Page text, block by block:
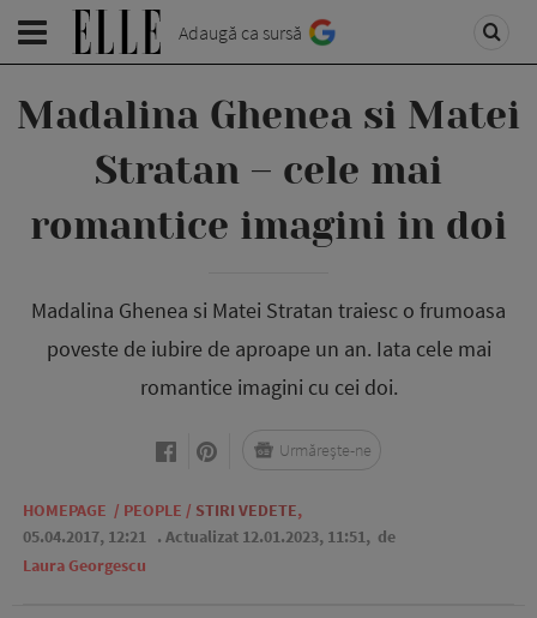
Adaugă ca sursă
Madalina Ghenea si Matei
Stratan – cele mai
romantice imagini in doi
Madalina Ghenea si Matei Stratan traiesc o frumoasa
poveste de iubire de aproape un an. Iata cele mai
romantice imagini cu cei doi.
HOMEPAGE / PEOPLE / STIRI VEDETE,
05.04.2017, 12:21 . Actualizat 12.01.2023, 11:51, de
Laura Georgescu
Urmărește-ne